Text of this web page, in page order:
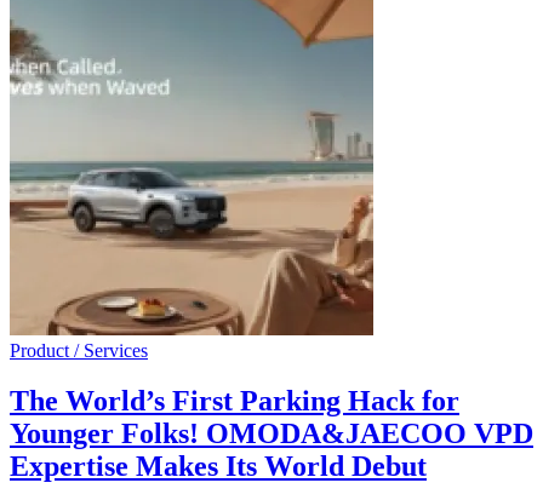
Product / Services
The World’s First Parking Hack for
Younger Folks! OMODA&JAECOO VPD
Expertise Makes Its World Debut